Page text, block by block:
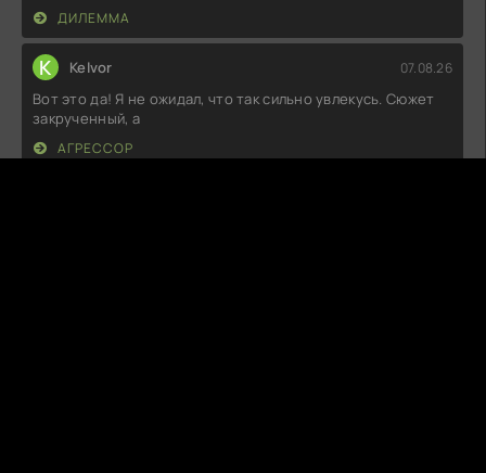
ДИЛЕММА
K Kelvor 07.08.26
Вот это да! Я не ожидал, что так сильно увлекусь. Сюжет
закрученный, а
АГРЕССОР